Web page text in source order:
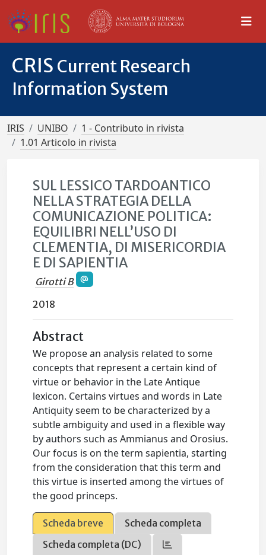
CRIS Current Research
Information System
IRIS UNIBO
1 - Contributo in rivista
1.01 Articolo in rivista
SUL LESSICO TARDOANTICO
NELLA STRATEGIA DELLA
COMUNICAZIONE POLITICA:
EQUILIBRI NELL’USO DI
CLEMENTIA, DI MISERICORDIA
E DI SAPIENTIA
Girotti B
2018
Abstract
We propose an analysis related to some
concepts that represent a certain kind of
virtue or behavior in the Late Antique
lexicon. Certains virtues and words in Late
Antiquity seem to be characterized by a
subtle ambiguity and used in a flexible way
by authors such as Ammianus and Orosius.
Our focus is on the term sapientia, starting
from the consideration that this term and
this virtue is inserted among the virtues of
the good princeps.
Scheda breve
Scheda completa
Scheda completa (DC)